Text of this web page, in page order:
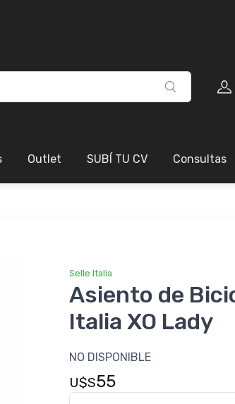
Outlet SUBÍ TU CV Consultas
Selle Italia
Asiento de
Italia XO Lady
NO DISPONIBLE
U$S55